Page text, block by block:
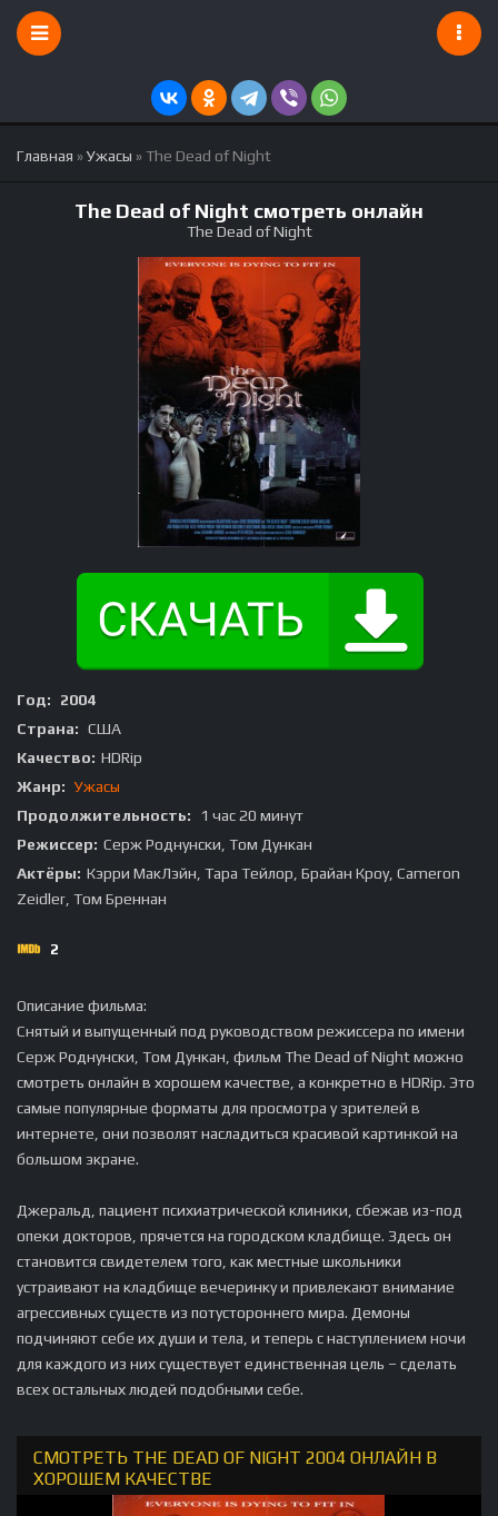
Главная »Ужасы » The Dead of Night
The Dead of Night смотреть онлайн
The Dead of Night
Год:
2004
Страна: США
Качество: HDRip
Жанр: Ужасы
Продолжительность:
1 час 20 минут
Режиссер: Серж Роднунски, Том Дункан
Актёры: Кэрри МакЛэйн, Тара Тейлор, Брайан Кроу, Cameron
Zeidler, Том Бреннан
2
Описание фильма:
Снятый и выпущенный под руководством режиссера по имени
Серж Роднунски, Том Дункан, фильм The Dead of Night можно
смотреть онлайн в хорошем качестве, а конкретно в HDRip. Это
самые популярные форматы для просмотра у зрителей в
интернете, они позволят насладиться красивой картинкой на
большом экране.
Джеральд, пациент психиатрической клиники, сбежав из-под
опеки докторов, прячется на городском кладбище. Здесь он
становится свидетелем того, как местные школьники
устраивают на кладбище вечеринку и привлекают внимание
агрессивных существ из потустороннего мира. Демоны
подчиняют себе их души и тела, и теперь с наступлением ночи
для каждого из них существует единственная цель – сделать
всех остальных людей подобными себе.
СМОТРЕТЬ THE DEAD OF NIGHT 2004 ОНЛАЙН В
ХОРОШЕМ КАЧЕСТВЕ